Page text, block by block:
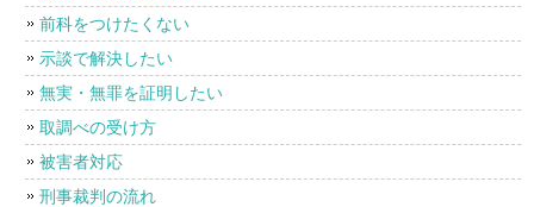
前科をつけたくない
示談で解決したい
無実・無罪を証明したい
取調べの受け方
被害者対応
刑事裁判の流れ